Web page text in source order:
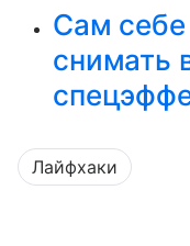
Сам
снимать
Лайфхаки